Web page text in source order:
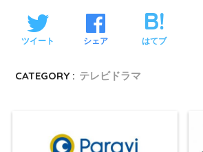
ツイート シェア はてブ
CATEGORY : テレビドラマ